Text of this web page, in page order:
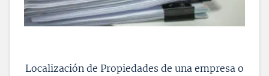
Localización de Propiedades de una empresa o